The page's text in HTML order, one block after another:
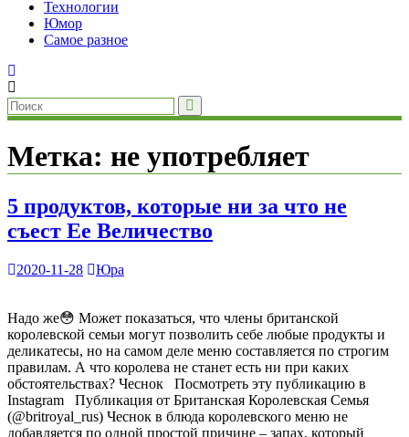
Технологии
Юмор
Самое разное
Метка: не употребляет
5 продуктов, которые ни за что не
съест Ее Величество
2020-11-28 Юра
Надо же😳 Может показаться, что члены британской
королевской семьи могут позволить себе любые продукты и
деликатесы, но на самом деле меню составляется по строгим
правилам. А что королева не станет есть ни при каких
обстоятельствах? Чеснок Посмотреть эту публикацию в
Instagram Публикация от Британская Королевская Семья
(@britroyal_rus) Чеснок в блюда королевского меню не
добавляется по одной простой причине – запах, который